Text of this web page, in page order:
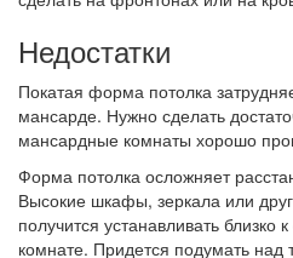
Недостатки
Покатая форма потолка
мансарде. Нужно сделать
мансардные комнаты хорошо
Форма потолка осложняет
Высокие шкафы, зеркала или
получится устанавливать близко
комнате. Придется подумать